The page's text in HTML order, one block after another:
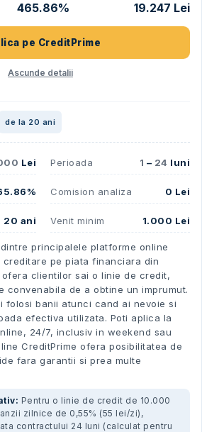
465.86% 19.247 Lei
pe CreditPrime
Ascunde detalii
de la 20 ani
Lei Perioada 1 – 24 luni
Comision analiza 0 Lei
20 ani Venit minim 1.000 Lei
principalele platforme online
pe piata financiara din
ofera clientilor sai o linie de credit,
convenabila de a obtine un imprumut.
folosi banii atunci cand ai nevoie si
efectiva utilizata. Poti aplica la
24/7, inclusiv in weekend sau
CreditPrime ofera posibilitatea de
fara garantii si prea multe
Pentru o linie de credit de 10.000
zilnice de 0,55% (55 lei/zi),
contractului 24 luni (calculat pentru